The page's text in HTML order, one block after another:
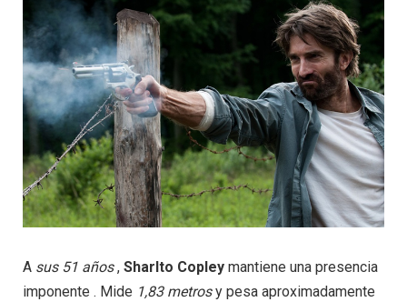
A sus 51 años, Sharlto Copley mantiene una presencia
imponente . Mide 1,83 metrosy pesa aproximadamente